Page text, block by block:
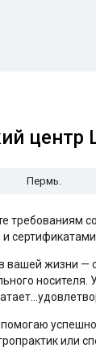
Пермь.
требованиям
вашей жизни —
или